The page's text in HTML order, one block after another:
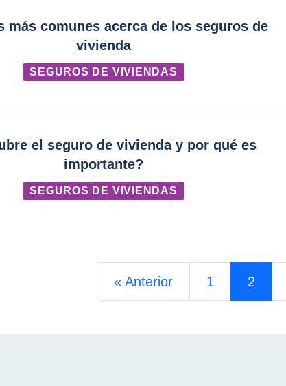
más comunes acerca de los seguros de
vivienda
SEGUROS DE VIVIENDAS
el seguro de vivienda y por qué es
importante?
SEGUROS DE VIVIENDAS
« Anterior 1 2